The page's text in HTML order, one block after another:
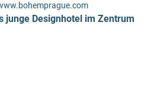
junge Designhotel im Zentrum